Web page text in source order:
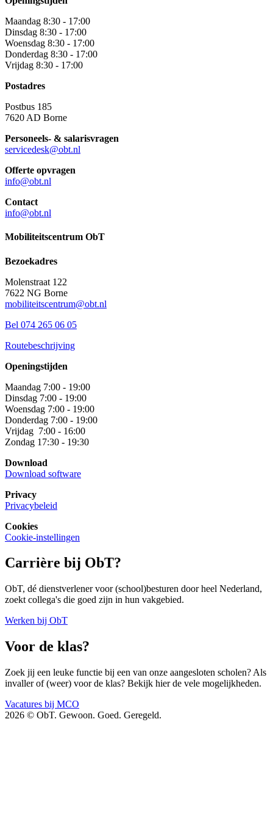
Maandag 8:30 - 17:00
Dinsdag 8:30 - 17:00
Woensdag 8:30 - 17:00
Donderdag 8:30 - 17:00
Vrijdag 8:30 - 17:00
Postadres
Postbus 185
7620 AD Borne
Personeels- & salarisvragen
servicedesk@obt.nl
Offerte opvragen
info@obt.nl
Contact
info@obt.nl
Mobiliteitscentrum ObT
Bezoekadres
Molenstraat 122
7622 NG Borne
mobiliteitscentrum@obt.nl
Bel 074 265 06 05
Routebeschrijving
Openingstijden
Maandag 7:00 - 19:00
Dinsdag 7:00 - 19:00
Woensdag 7:00 - 19:00
Donderdag 7:00 - 19:00
Vrijdag 7:00 - 16:00
Zondag 17:30 - 19:30
Download
Download software
Privacy
Privacybeleid
Cookies
Cookie-instellingen
Carrière bij ObT?
ObT, dé dienstverlener voor (school)besturen door heel Nederland,
zoekt collega's die goed zijn in hun vakgebied.
Werken bij ObT
Voor de klas?
Zoek jij een leuke functie bij een van onze aangesloten scholen? Als
invaller of (weer) voor de klas? Bekijk hier de vele mogelijkheden.
Vacatures bij MCO
2026 © ObT. Gewoon. Goed. Geregeld.